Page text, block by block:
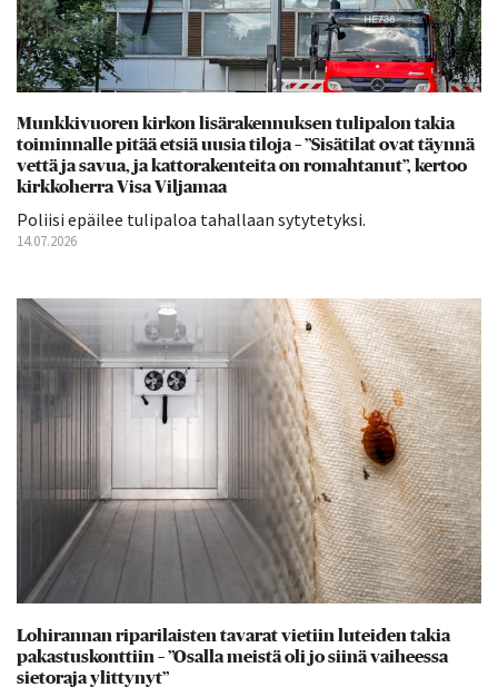
Munkkivuoren kirkon lisärakennuksen tulipalon takia
toiminnalle pitää etsiä uusia tiloja – ”Sisätilat ovat täynnä
vettä ja savua, ja kattorakenteita on romahtanut”, kertoo
kirkkoherra Visa Viljamaa
Poliisi epäilee tulipaloa tahallaan sytytetyksi.
14.07.2026
Lohirannan riparilaisten tavarat vietiin luteiden takia
pakastuskonttiin – ”Osalla meistä oli jo siinä vaiheessa
sietoraja ylittynyt”